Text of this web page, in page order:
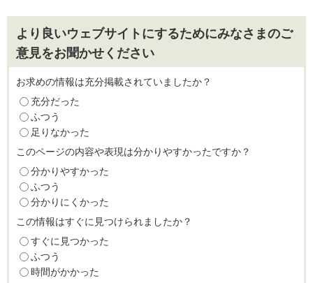
より良いウェブサイトにするためにみなさまのご
意見をお聞かせください
お求めの情報は充分掲載されていましたか？
充分だった
ふつう
足りなかった
このページの内容や表現は分かりやすかったですか？
分かりやすかった
ふつう
分かりにくかった
この情報はすぐに見つけられましたか？
すぐに見つかった
ふつう
時間がかかった